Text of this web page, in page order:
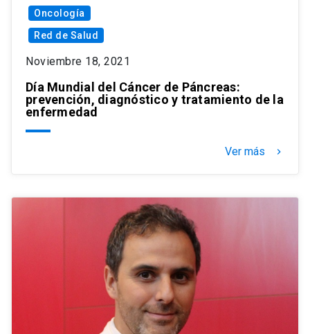
Oncología
Red de Salud
Noviembre 18, 2021
Día Mundial del Cáncer de Páncreas:
prevención, diagnóstico y tratamiento de la
enfermedad
Ver más keyboard_arrow_right